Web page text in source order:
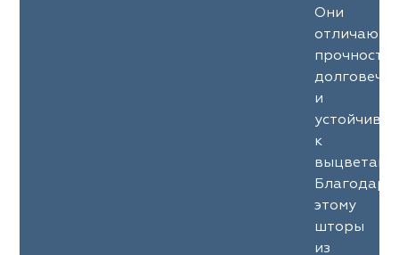
Они
и
к
Благодаря
этому
шторы
из